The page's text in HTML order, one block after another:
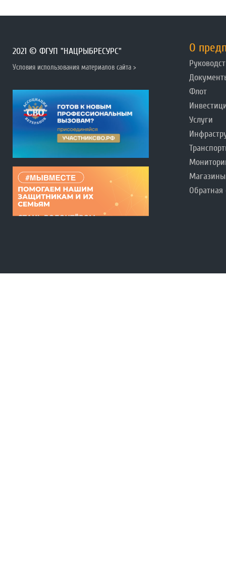
2021 © ФГУП "НАЦРЫБРЕСУРС"
Условия использования материалов сайта >
О
Флот
Услуги
Магазины
Обратная